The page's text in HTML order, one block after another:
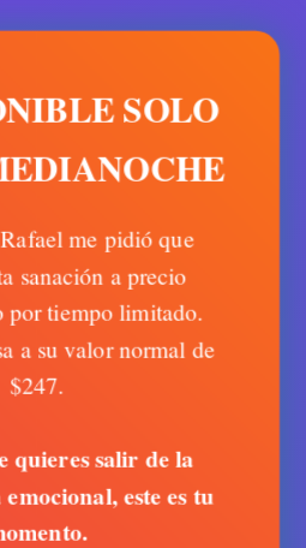
SOLO
me pidió que
sanación a precio
por tiempo limitado.
a su valor normal de
$247.
quieres salir de la
este es tu